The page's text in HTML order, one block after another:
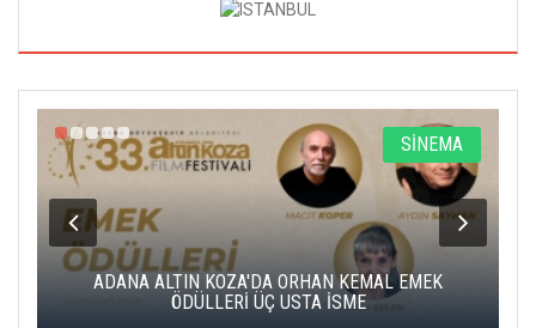
SİNEMA
ADANA ALTIN KOZA'DA ORHAN KEMAL EMEK
ÖDÜLLERİ ÜÇ USTA İSME